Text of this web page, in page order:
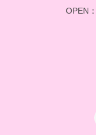
OPEN